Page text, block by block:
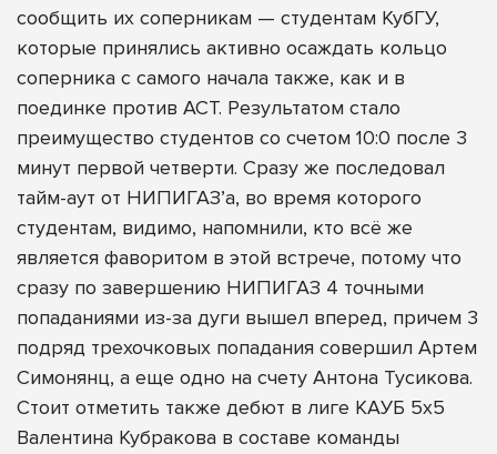
сообщить их соперникам — студентам КубГУ,
которые принялись активно осаждать кольцо
соперника с самого начала также, как и в
поединке против АСТ. Результатом стало
преимущество студентов со счетом 10:0 после 3
минут первой четверти. Сразу же последовал
тайм-аут от НИПИГАЗ’а, во время которого
студентам, видимо, напомнили, кто всё же
является фаворитом в этой встрече, потому что
сразу по завершению НИПИГАЗ 4 точными
попаданиями из-за дуги вышел вперед, причем 3
подряд трехочковых попадания совершил Артем
Симонянц, а еще одно на счету Антона Тусикова.
Стоит отметить также дебют в лиге КАУБ 5х5
Валентина Кубракова в составе команды